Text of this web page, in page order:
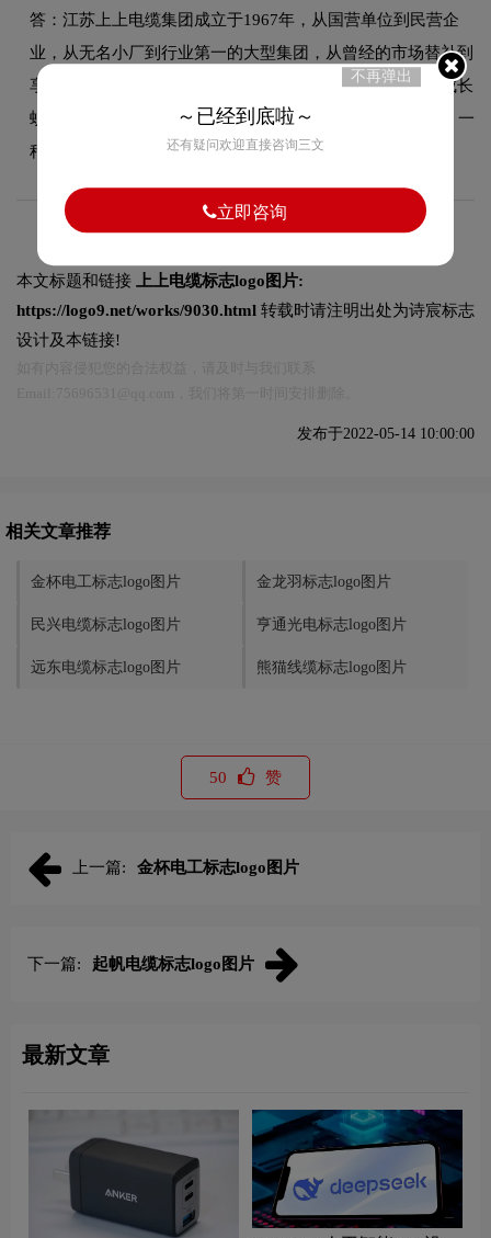
答：江苏上上电缆集团成立于1967年，从国营单位到民营企
业，从无名小厂到行业第一的大型集团，从曾经的市场替补到
享誉世界的知名品牌，一路走来，上上在风雨洗礼中不断成长
蜕变。然而55年来，上上始终坚守着一种品德、一份承诺、一
种精神，它们让上上品牌彰显着深厚底蕴和无穷力量。
本文标题和链接
上上电缆标志logo图片:
https://logo9.net/works/9030.html 转载时请注明出处为诗宸标志
设计及本链接!
发布于2022-05-14 10:00:00
相关文章推荐
金杯电工标志logo图片 金龙羽标志logo图片
民兴电缆标志logo图片 亨通光电标志logo图片
远东电缆标志logo图片 熊猫线缆标志logo图片
50 赞
上一篇: 金杯电工标志logo图片
下一篇: 起帆电缆标志logo图片
最新文章
不再弹出
～已经到底啦～
还有疑问欢迎直接咨询三文
立即咨询